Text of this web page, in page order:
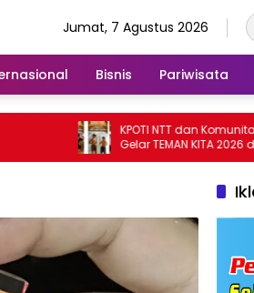
Jumat, 7 Agustus 2026
Bisnis Pariwisata
KPOTI NTT dan Komunitas
Gelar TEMAN KITA 2026 di
Hidupkan Kembali Permainan